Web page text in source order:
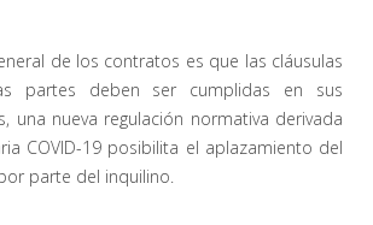
de los contratos es que las cláusulas
partes deben ser cumplidas en sus
una nueva regulación normativa derivada
COVID-19 posibilita el aplazamiento del
parte del inquilino.